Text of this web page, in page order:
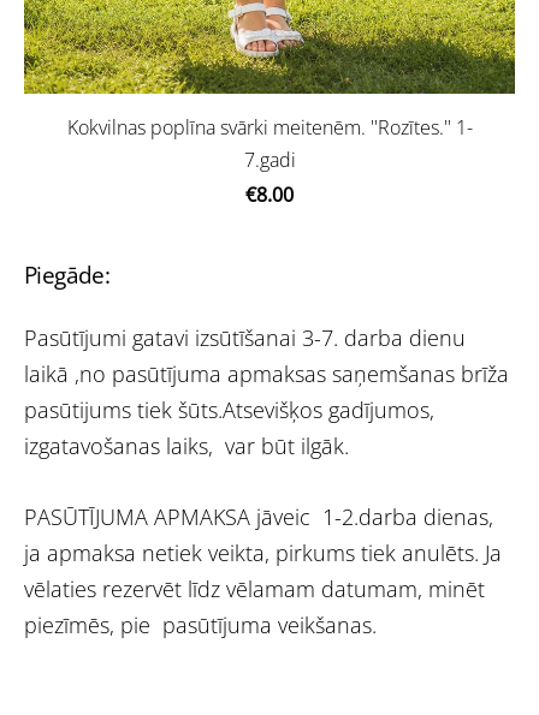
Piegāde:
Pasūtījumi gatavi izsūtīšanai 3-7. darba dienu
laikā ,no pasūtījuma apmaksas saņemšanas brīža
pasūtijums tiek šūts.Atsevišķos gadījumos,
izgatavošanas laiks, var būt ilgāk.
PASŪTĪJUMA APMAKSA jāveic 1-2.darba dienas,
ja apmaksa netiek veikta, pirkums tiek anulēts. Ja
vēlaties rezervēt līdz vēlamam datumam, minēt
piezīmēs, pie pasūtījuma veikšanas.
Kokvilnas poplīna svārki meitenēm. ''Rozītes.'' 1-
7.gadi
€8.00